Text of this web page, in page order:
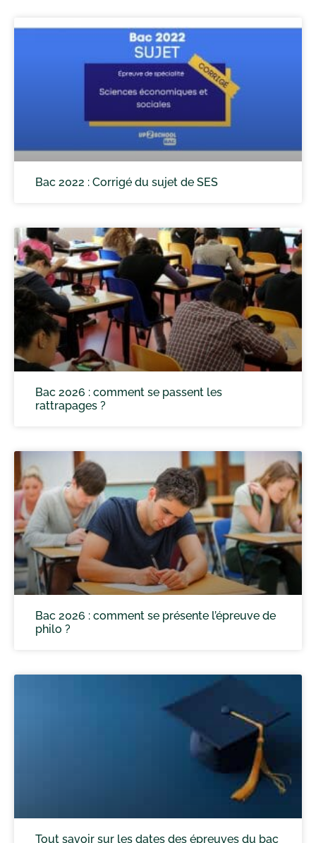
Bac 2022 : Corrigé du sujet de SES
Bac 2026 : comment se passent les
rattrapages ?
Bac 2026 : comment se présente l’épreuve de
philo ?
Tout savoir sur les dates des épreuves du bac